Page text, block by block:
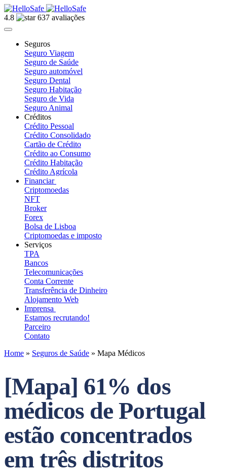
4.8 637 avaliações
Seguros
Seguro Viagem
Seguro de Saúde
Seguro automóvel
Seguro Dental
Seguro Habitação
Seguro de Vida
Seguro Animal
Créditos
Crédito Pessoal
Crédito Consolidado
Cartão de Crédito
Crédito ao Consumo
Crédito Habitação
Crédito Agrícola
Financiar
Criptomoedas
NFT
Broker
Forex
Bolsa de Lisboa
Criptomoedas e imposto
Serviços
TPA
Bancos
Telecomunicações
Conta Corrente
Transferência de Dinheiro
Alojamento Web
Imprensa
Estamos recrutando!
Parceiro
Contato
Home » Seguros de Saúde » Mapa Médicos
[Mapa] 61% dos
médicos de Portugal
estão concentrados
em três distritos